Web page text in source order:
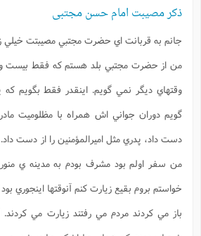
ذکر مصیبت امام حسن مجتبی
جانم به قربانت اي حضرت مجتبي مصيبتت خيلي
من از حضرت مجتبي بلد هستم كه فقط بيست
وقتهاي ديگر نمي گويم. اينقدر فقط بگويم
گويم دوران جواني اش همراه با مظلوميت
دست داد، پدري مثل اميرالمؤمنين را از دست
خواستم بروم بقيع زيارت كنم آنوقتها اينجوري
باز مي كردند مردم مي رفتند زيارت مي كردند.